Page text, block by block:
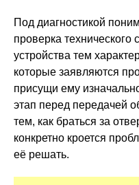
Под диагностикой
проверка технического
устройства тем
которые заявляются
присущи ему
этап перед передачей
тем, как браться за
конкретно кроется
её решать.